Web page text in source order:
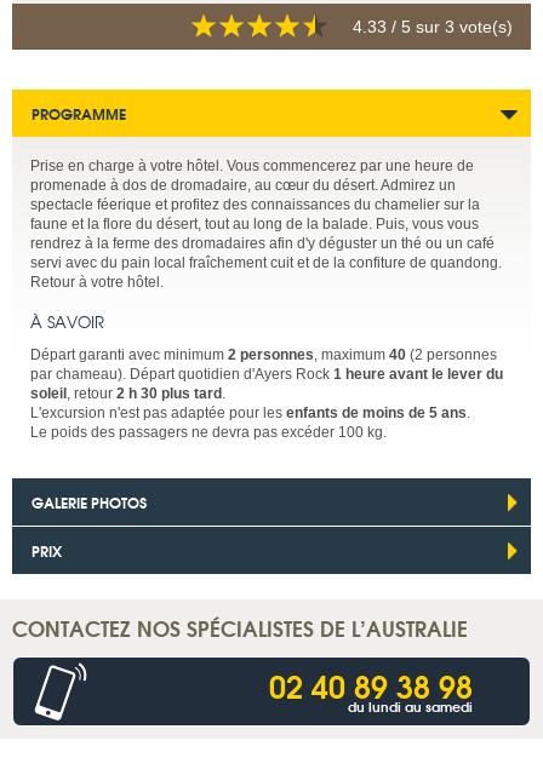
4.33 / 5 sur 3 vote(s)
PROGRAMME
Prise en charge à votre hôtel. Vous commencerez par une heure de
promenade à dos de dromadaire, au cœur du désert. Admirez un
spectacle féerique et profitez des connaissances du chamelier sur la
faune et la flore du désert, tout au long de la balade. Puis, vous vous
rendrez à la ferme des dromadaires afin d'y déguster un thé ou un café
servi avec du pain local fraîchement cuit et de la confiture de quandong.
Retour à votre hôtel.
À SAVOIR
Départ garanti avec minimum 2 personnes, maximum 40 (2 personnes
par chameau). Départ quotidien d'Ayers Rock 1 heure avant le lever du
soleil , retour 2 h 30 plus tard .
L'excursion n'est pas adaptée pour les enfants de moins de 5 ans.
Le poids des passagers ne devra pas excéder 100 kg.
GALERIE PHOTOS
PRIX
CONTACTEZ NOS SPÉCIALISTES DE L’AUSTRALIE
02 40 89 38 98
du lundi au samedi